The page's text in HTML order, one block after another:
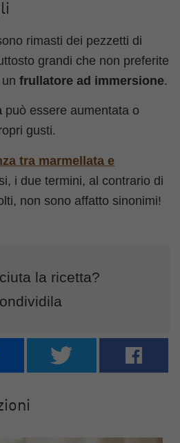
rimasti dei pezzetti di
grandi che non preferite
frullatore ad immersione.
può essere aumentata o
gusti.
tra marmellata e
i due termini, al contrario di
non sono affatto sinonimi!
la ricetta?